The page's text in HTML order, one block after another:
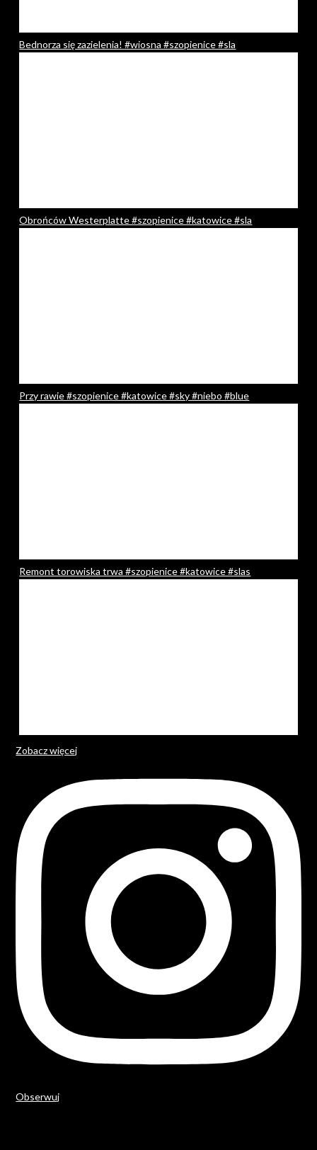
Bednorza się zazielenia! #wiosna #szopienice #sla
Obrońców Westerplatte #szopienice #katowice #sla
Przy rawie #szopienice #katowice #sky #niebo #blue
Remont torowiska trwa #szopienice #katowice #slas
Zobacz więcej
Obserwuj